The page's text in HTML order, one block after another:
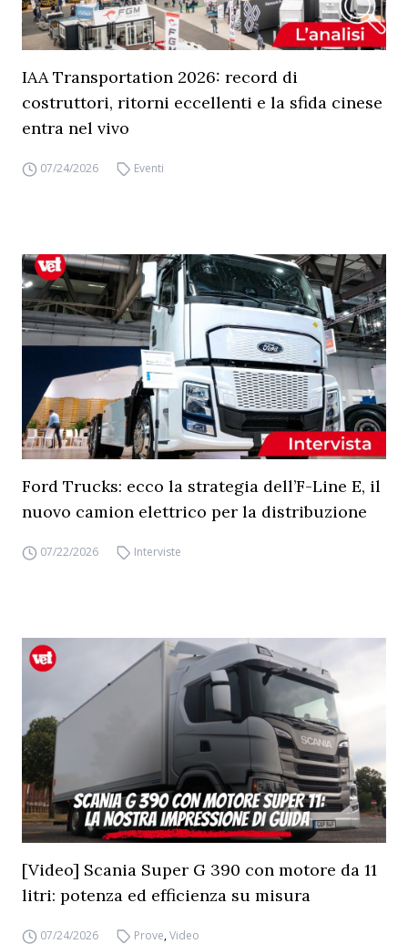
IAA Transportation 2026: record di
costruttori, ritorni eccellenti e la sfida cinese
entra nel vivo
07/24/2026 Eventi
Ford Trucks: ecco la strategia dell’F-Line E, il
nuovo camion elettrico per la distribuzione
07/22/2026 Interviste
[Video] Scania Super G 390 con motore da 11
litri: potenza ed efficienza su misura
07/24/2026 Prove,Video